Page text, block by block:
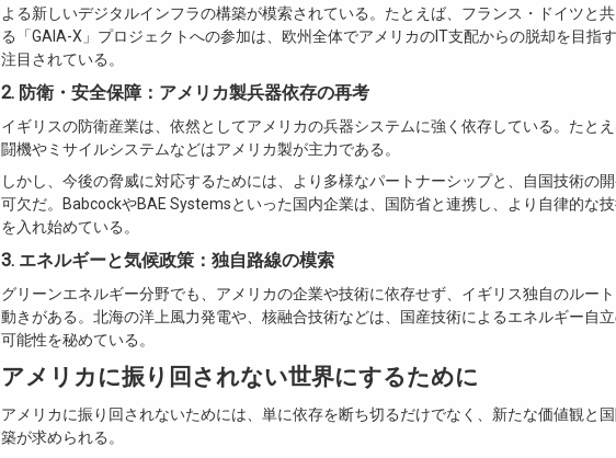
よる新しいデジタルインフラの構築が模索されている。たとえば、フランス・ドイツと
る「GAIA-X」プロジェクトへの参加は、欧州全体でアメリカのIT支配からの脱却を目指
注目されている。
2. 防衛・安全保障：アメリカ製兵器依存の再考
イギリスの防衛産業は、依然としてアメリカの兵器システムに強く依存している。たと
闘機やミサイルシステムなどはアメリカ製が主力である。
しかし、今後の脅威に対応するためには、より多様なパートナーシップと、自国技術の
可欠だ。BabcockやBAE Systemsといった国内企業は、国防省と連携し、より自律的な
を入れ始めている。
3. エネルギーと気候政策：独自路線の模索
グリーンエネルギー分野でも、アメリカの企業や技術に依存せず、イギリス独自のルー
動きがある。北海の洋上風力発電や、核融合技術などは、国産技術によるエネルギー自
可能性を秘めている。
アメリカに振り回されない世界にするために
アメリカに振り回されないためには、単に依存を断ち切るだけでなく、新たな価値観と
築が求められる。